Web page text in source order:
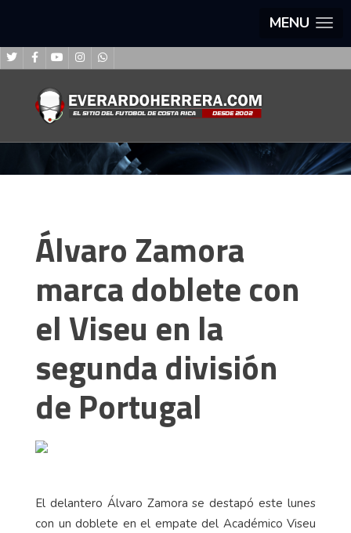
MENU
Álvaro Zamora
marca doblete con
el Viseu en la
segunda división
de Portugal
El delantero Álvaro Zamora se destapó este lunes
con un doblete en el empate del Académico Viseu